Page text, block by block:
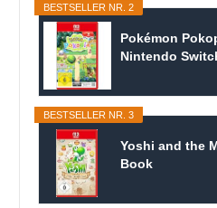
BESTSELLER NR. 2
Pokémon
Nintendo
BESTSELLER NR. 3
Yoshi and the
Book